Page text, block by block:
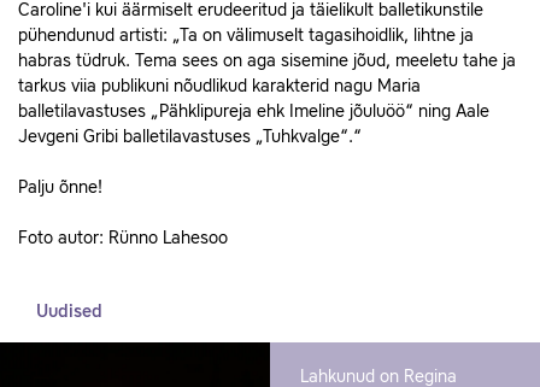
Caroline'i kui äärmiselt erudeeritud ja täielikult balletikunstile
pühendunud artisti: „Ta on välimuselt tagasihoidlik, lihtne ja
habras tüdruk. Tema sees on aga sisemine jõud, meeletu tahe ja
tarkus viia publikuni nõudlikud karakterid nagu Maria
balletilavastuses „Pähklipureja ehk Imeline jõuluöö“ ning Aale
Jevgeni Gribi balletilavastuses „Tuhkvalge“.“
Palju õnne!
Foto autor: Rünno Lahesoo
Uudised
Lahkunud on Regina